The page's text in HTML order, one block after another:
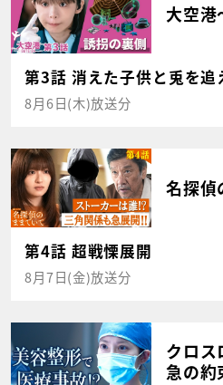
大空港
第3話 消えた子供と兎を追
8月6日(木)放送分
名探偵
第4話 超戦慄展開
8月7日(金)放送分
クロス
急の約